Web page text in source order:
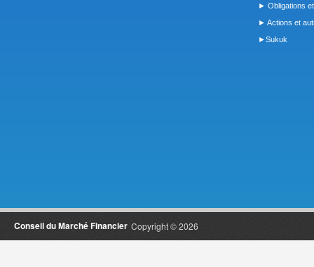
► Obligations
► Actions et
►Sukuk
Copyright © 2026
Conseil du Marché Financier